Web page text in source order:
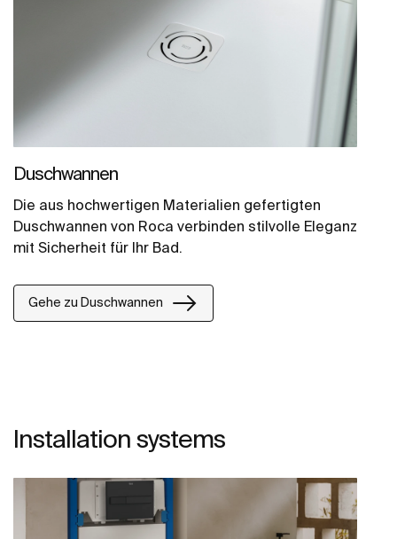
Duschwannen
Die aus hochwertigen Materialien gefertigten
Duschwannen von Roca verbinden stilvolle Eleganz
mit Sicherheit für Ihr Bad.
Gehe zu Duschwannen
Installation systems